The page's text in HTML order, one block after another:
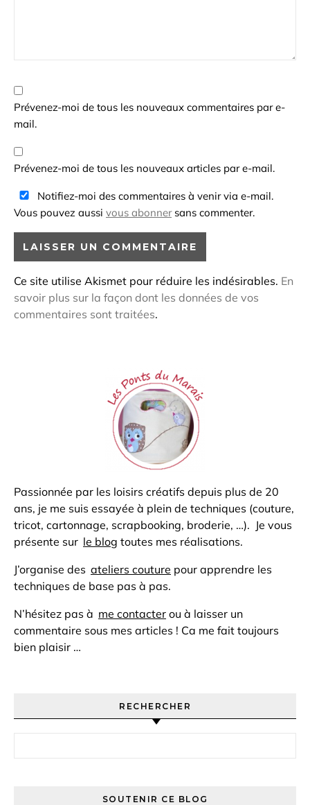
Prévenez-moi de tous les nouveaux commentaires par e-
mail.
Prévenez-moi de tous les nouveaux articles par e-mail.
Notifiez-moi des commentaires à venir via e-mail.
Vous pouvez aussi vous abonnersans commenter.
Ce site utilise Akismet pour réduire les indésirables. En
savoir plus sur la façon dont les données de vos
commentaires sont traitées.
Passionnée par les loisirs créatifs depuis plus de 20
ans, je me suis essayée à plein de techniques (couture,
tricot, cartonnage, scrapbooking, broderie, …). Je vous
présente sur le blog toutes mes réalisations.
J’organise des ateliers couture pour apprendre les
techniques de base pas à pas.
N’hésitez pas à me contacter ou à laisser un
commentaire sous mes articles ! Ca me fait toujours
bien plaisir …
RECHERCHER
SOUTENIR CE BLOG